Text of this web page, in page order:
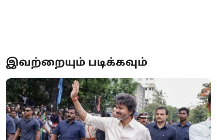
இவற்றையும் படிக்கவும்